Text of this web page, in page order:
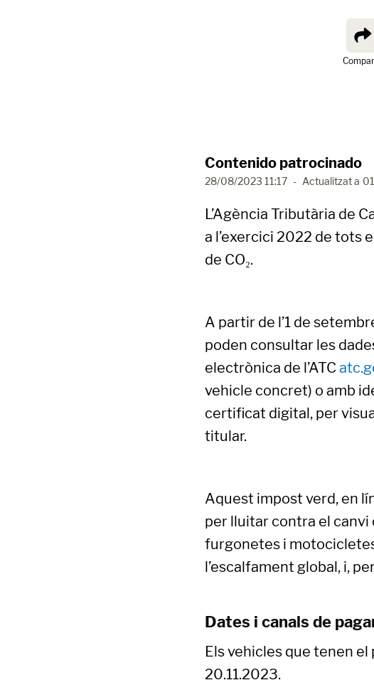
Contenido patrocinado
28/08/2023 11:17 - Actualitzat a
L’Agència Tributària de
a l’exercici 2022 de tots
de CO₂.
A partir de l’1 de
poden consultar les
electrònica de l’ATC
vehicle concret) o amb
certificat digital, per
titular.
Aquest impost verd, en
per lluitar contra el canvi
furgonetes i
l’escalfament global, i,
Dates i canals de
Els vehicles que tenen
20.11.2023.